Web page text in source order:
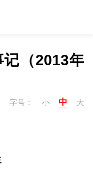
（2013年
字号： 小 中 大